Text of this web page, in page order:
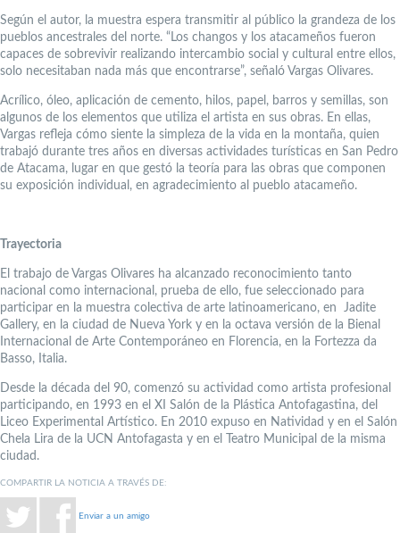
Según el autor, la muestra espera transmitir al público la grandeza de los
pueblos ancestrales del norte. “Los changos y los atacameños fueron
capaces de sobrevivir realizando intercambio social y cultural entre ellos,
solo necesitaban nada más que encontrarse”, señaló Vargas Olivares.
Acrílico, óleo, aplicación de cemento, hilos, papel, barros y semillas, son
algunos de los elementos que utiliza el artista en sus obras. En ellas,
Vargas refleja cómo siente la simpleza de la vida en la montaña, quien
trabajó durante tres años en diversas actividades turísticas en San Pedro
de Atacama, lugar en que gestó la teoría para las obras que componen
su exposición individual, en agradecimiento al pueblo atacameño.
Trayectoria
El trabajo de Vargas Olivares ha alcanzado reconocimiento tanto
nacional como internacional, prueba de ello, fue seleccionado para
participar en la muestra colectiva de arte latinoamericano, en Jadite
Gallery, en la ciudad de Nueva York y en la octava versión de la Bienal
Internacional de Arte Contemporáneo en Florencia, en la Fortezza da
Basso, Italia.
Desde la década del 90, comenzó su actividad como artista profesional
participando, en 1993 en el XI Salón de la Plástica Antofagastina, del
Liceo Experimental Artístico. En 2010 expuso en Natividad y en el Salón
Chela Lira de la UCN Antofagasta y en el Teatro Municipal de la misma
ciudad.
COMPARTIR LA NOTICIA A TRAVÉS DE:
Enviar a un amigo